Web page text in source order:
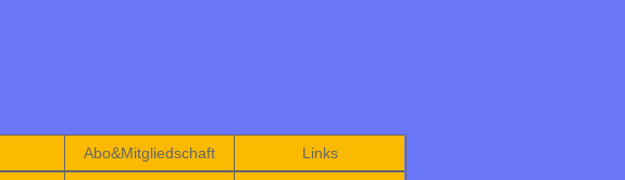
Abo&Mitgliedschaft Links